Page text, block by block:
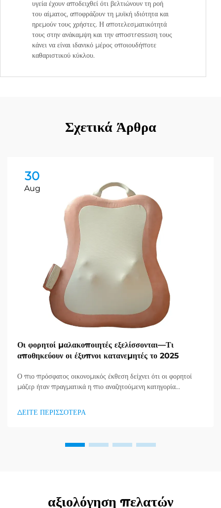
υγεία έχουν αποδειχθεί ότι βελτιώνουν τη ροή
του αίματος, αποφράζουν τη μυϊκή ιδιότητα και
ηρεμούν τους χρήστες. Η αποτελεσματικότητά
τους στην ανάκαμψη και την αποστressιση τους
κάνει να είναι ιδανικό μέρος οποιουδήποτε
καθαριστικού κύκλου.
Σχετικά Άρθρα
30
Aug
Οι φορητοί μαλακοποιητές εξελίσσονται—Τι
αποθηκεύουν οι έξυπνοι κατανεμητές το 2025
Ο πιο πρόσφατος οικονομικός έκθεση δείχνει ότι οι φορητοί
μάζερ ήταν πραγματικά η πιο αναζητούμενη κατηγορία
διανομείς το έχουν ήδη κατανοήσει...
ΔΕΙΤΕ ΠΕΡΙΣΣΟΤΕΡΑ
αξιολόγηση πελατών